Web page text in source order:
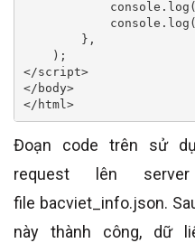
        },
    );
</script>
</body>
</html>
Đoạn code trên sử
request lên
file bacviet_info.json.
này thành công, dữ